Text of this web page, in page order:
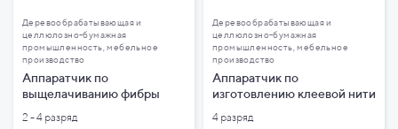
Деревообрабатывающая и
целлюлозно-бумажная
промышленность, мебельное
производство
Аппаратчик по
выщелачиванию фибры
2 - 4 разряд
Деревообрабатывающая и
целлюлозно-бумажная
промышленность, мебельное
производство
Аппаратчик по
изготовлению клеевой нити
4 разряд